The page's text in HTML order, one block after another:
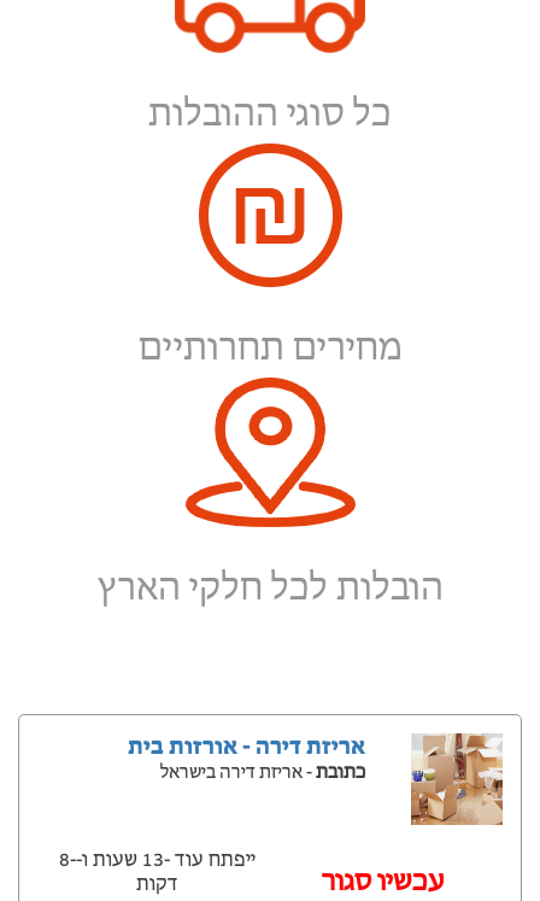
כל סוגי ההובלות
מחירים תחרותיים
הובלות לכל חלקי הארץ
אריזת דירה - אורזות בית
כתובת- אריזת דירה בישראל
‫עכשיו סגור
ייפתח עוד -13 שעות ‫ו--8
דקות